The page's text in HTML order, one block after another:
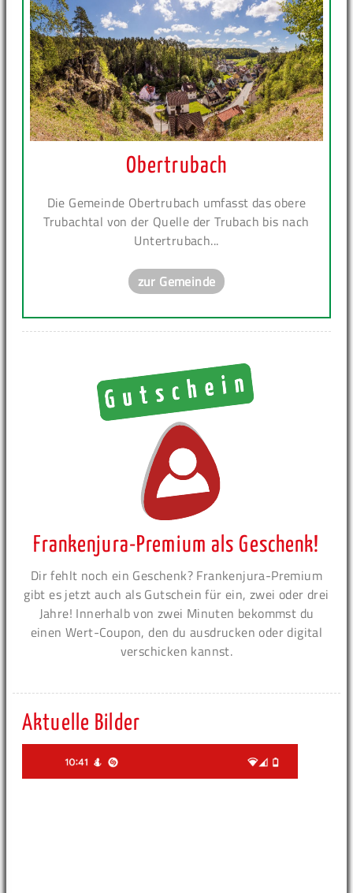
Obertrubach
Die Gemeinde Obertrubach umfasst das obere
Trubachtal von der Quelle der Trubach bis nach
Untertrubach...
zur Gemeinde
Frankenjura-Premium als Geschenk!
Dir fehlt noch ein Geschenk? Frankenjura-Premium
gibt es jetzt auch als Gutschein für ein, zwei oder drei
Jahre! Innerhalb von zwei Minuten bekommst du
einen Wert-Coupon, den du ausdrucken oder digital
verschicken kannst.
Aktuelle Bilder